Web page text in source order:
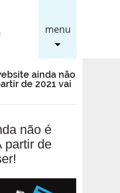
menu
ainda não
de 2021 vai
não é
partir de